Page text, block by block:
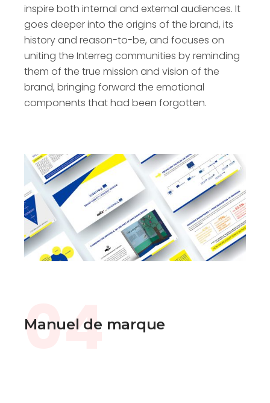
inspire both internal and external audiences. It
goes deeper into the origins of the brand, its
history and reason-to-be, and focuses on
uniting the Interreg communities by reminding
them of the true mission and vision of the
brand, bringing forward the emotional
components that had been forgotten.
04
Manuel de marque